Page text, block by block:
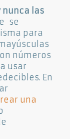
nunca las
se
para
números
usar
En
una